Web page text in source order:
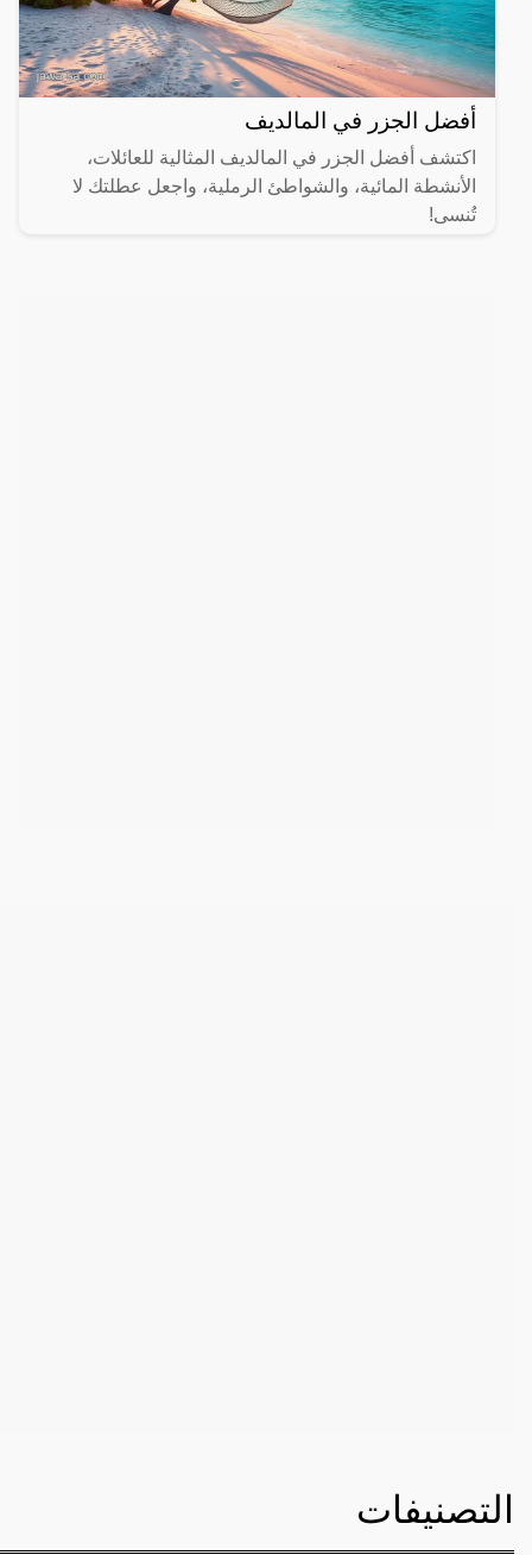
أفضل الجزر في المالديف
اكتشف أفضل الجزر في المالديف المثالية للعائلات،
الأنشطة المائية، والشواطئ الرملية، واجعل عطلتك لا
تُنسى!
التصنيفات